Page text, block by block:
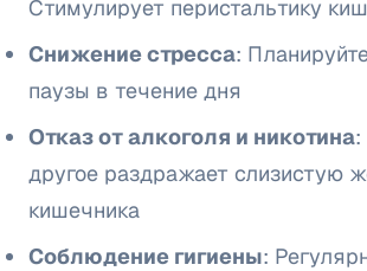
Стимулирует перистальтику
Снижение стресса:
паузы в течение дня
Отказ от алкоголя и никотина:
другое раздражает слизистую
кишечника
Соблюдение гигиены: